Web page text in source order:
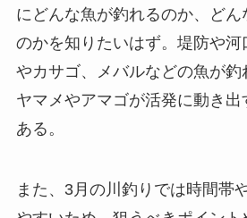
にどんな魚が釣れるのか、ど
のかを知りたいはず。堤防や河
やカサゴ、メバルなどの魚が釣
ヤマメやアマゴが活発に動き出
ある。
また、3月の川釣りでは時間帯